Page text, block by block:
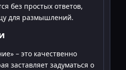
без простых ответов,
для размышлений.
– это качественно
заставляет задуматься о